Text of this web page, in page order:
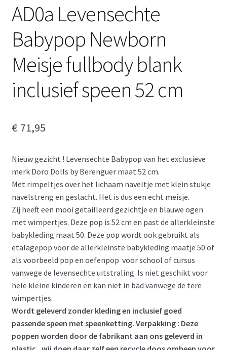
AD0a Levensechte
Babypop Newborn
Meisje fullbody blank
inclusief speen 52 cm
€ 71,95
Nieuw gezicht ! Levensechte Babypop van het exclusieve
merk Doro Dolls by Berenguer maat 52 cm.
Met rimpeltjes over het lichaam naveltje met klein stukje
navelstreng en geslacht. Het is dus een echt meisje.
Zij heeft een mooi getailleerd gezichtje en blauwe ogen
met wimpertjes. Deze pop is 52 cm en past de allerkleinste
babykleding maat 50. Deze pop wordt ook gebruikt als
etalagepop voor de allerkleinste babykleding maatje 50 of
als voorbeeld pop en oefenpop voor school of cursus
vanwege de levensechte uitstraling. Is niet geschikt voor
hele kleine kinderen en kan niet in bad vanwege de tere
wimpertjes.
Wordt geleverd zonder kleding en inclusief goed
passende speen met speenketting. Verpakking : Deze
poppen worden door de fabrikant aan ons geleverd in